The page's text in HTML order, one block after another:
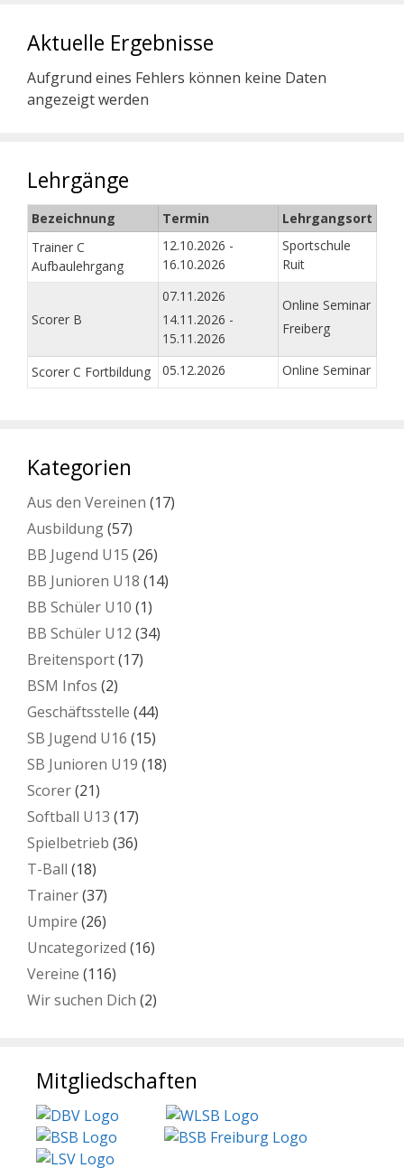
Aktuelle Ergebnisse
Aufgrund eines Fehlers können keine Daten
angezeigt werden
Lehrgänge
Bezeichnung Termin
Lehrgangsort
Trainer C
Aufbaulehrgang
12.10.2026 -
16.10.2026
Sportschule
Ruit
Scorer B
07.11.2026
14.11.2026 -
15.11.2026
Online Seminar
Freiberg
Scorer C Fortbildung 05.12.2026 Online Seminar
Kategorien
Aus den Vereinen (17)
Ausbildung(57)
BB Jugend U15 (26)
BB Junioren U18 (14)
BB Schüler U10 (1)
BB Schüler U12 (34)
Breitensport(17)
BSM Infos (2)
Geschäftsstelle (44)
SB Jugend U16 (15)
SB Junioren U19 (18)
Scorer(21)
Softball U13 (17)
Spielbetrieb (36)
T-Ball (18)
Trainer(37)
Umpire (26)
Uncategorized (16)
Vereine (116)
Wir suchen Dich (2)
Mitgliedschaften